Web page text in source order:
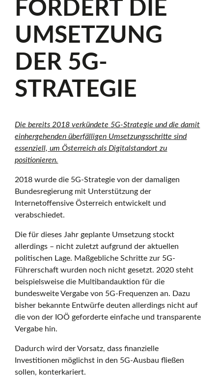
Ö
FORDERT DIE
UMSETZUNG
DER 5G-
STRATEGIE
Die bereits 2018 verkündete 5G-Strategie und die damit
einhergehenden überfälligen Umsetzungsschritte sind
essenziell, um Österreich als Digitalstandort zu
positionieren.
2018 wurde die 5G-Strategie von der damaligen
Bundesregierung mit Unterstützung der
Internetoffensive Österreich entwickelt und
verabschiedet.
Die für dieses Jahr geplante Umsetzung stockt
allerdings – nicht zuletzt aufgrund der aktuellen
politischen Lage. Maßgebliche Schritte zur 5G-
Führerschaft wurden noch nicht gesetzt. 2020 steht
beispielsweise die Multibandauktion für die
bundesweite Vergabe von 5G-Frequenzen an. Dazu
bisher bekannte Entwürfe deuten allerdings nicht auf
die von der IOÖ geforderte einfache und transparente
Vergabe hin.
Dadurch wird der Vorsatz, dass finanzielle
Investitionen möglichst in den 5G-Ausbau fließen
sollen, konterkariert.